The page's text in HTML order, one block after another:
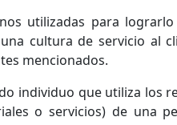
utilizadas para
cultura de servicio al
mencionados.
individuo que utiliza los
o servicios) de una